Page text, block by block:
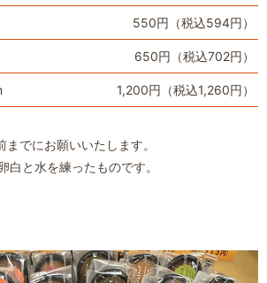
550円（税込594円）
650円（税込702円）
1,200円（税込1,260円）
でにお願いいたします。
と水を練ったものです。